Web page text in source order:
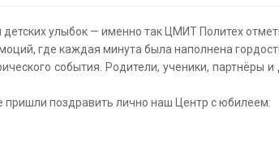
улыбок — именно так ЦМИТ Политех
где каждая минута была наполнена
события. Родители, ученики,
поздравить лично наш Центр с юбилеем: